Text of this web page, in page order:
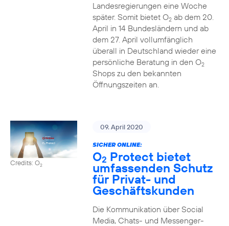
Landesregierungen eine Woche
später. Somit bietet O2ab dem 20.
April in 14 Bundesländern und ab
dem 27. April vollumfänglich
überall in Deutschland wieder eine
persönliche Beratung in den O2
Shops zu den bekannten
Öffnungszeiten an.
Credits: O2
09. April 2020
SICHER ONLINE:
O2 Protect bietet
umfassenden Schutz
für Privat- und
Geschäftskunden
Die Kommunikation über Social
Media, Chats- und Messenger-